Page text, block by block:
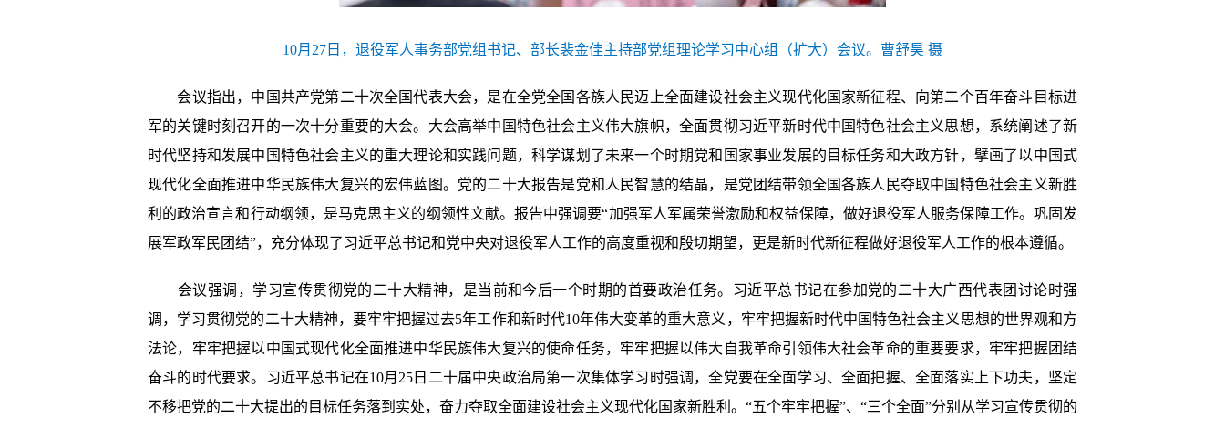
10月27日，退役军人事务部党组书记、部长裴金佳主持部党组理论学习中心组（扩大）会议。曹舒昊 摄
会议指出，中国共产党第二十次全国代表大会，是在全党全国各族人民迈上全面建设社会主义现代化国家新征程、向第二个百年奋斗目标进
军的关键时刻召开的一次十分重要的大会。大会高举中国特色社会主义伟大旗帜，全面贯彻习近平新时代中国特色社会主义思想，系统阐述了新
时代坚持和发展中国特色社会主义的重大理论和实践问题，科学谋划了未来一个时期党和国家事业发展的目标任务和大政方针，擘画了以中国式
现代化全面推进中华民族伟大复兴的宏伟蓝图。党的二十大报告是党和人民智慧的结晶，是党团结带领全国各族人民夺取中国特色社会主义新胜
利的政治宣言和行动纲领，是马克思主义的纲领性文献。报告中强调要“加强军人军属荣誉激励和权益保障，做好退役军人服务保障工作。巩固发
展军政军民团结”，充分体现了习近平总书记和党中央对退役军人工作的高度重视和殷切期望，更是新时代新征程做好退役军人工作的根本遵循。
会议强调，学习宣传贯彻党的二十大精神，是当前和今后一个时期的首要政治任务。习近平总书记在参加党的二十大广西代表团讨论时强
调，学习贯彻党的二十大精神，要牢牢把握过去5年工作和新时代10年伟大变革的重大意义，牢牢把握新时代中国特色社会主义思想的世界观和方
法论，牢牢把握以中国式现代化全面推进中华民族伟大复兴的使命任务，牢牢把握以伟大自我革命引领伟大社会革命的重要要求，牢牢把握团结
奋斗的时代要求。习近平总书记在10月25日二十届中央政治局第一次集体学习时强调，全党要在全面学习、全面把握、全面落实上下功夫，坚定
不移把党的二十大提出的目标任务落到实处，奋力夺取全面建设社会主义现代化国家新胜利。“五个牢牢把握”、“三个全面”分别从学习宣传贯彻的